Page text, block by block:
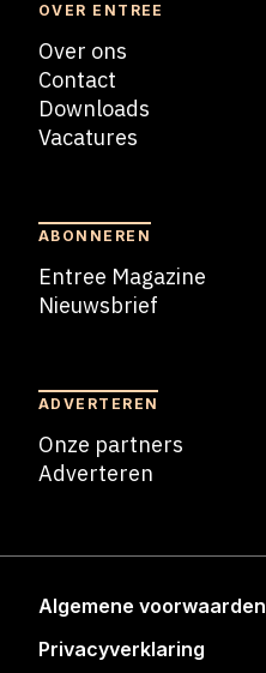
OVER ENTREE
Over ons
Contact
Downloads
Vacatures
ABONNEREN
Entree Magazine
Nieuwsbrief
ADVERTEREN
Onze partners
Adverteren
Algemene voorwaarden
Privacyverklaring